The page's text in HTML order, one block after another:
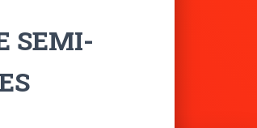
SEMI-